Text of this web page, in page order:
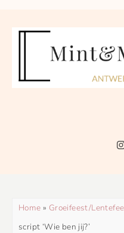
Home » Groeifeest/
script ‘Wie ben jij?’